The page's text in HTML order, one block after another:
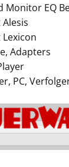
Monitor EQ
Adapters
PC,